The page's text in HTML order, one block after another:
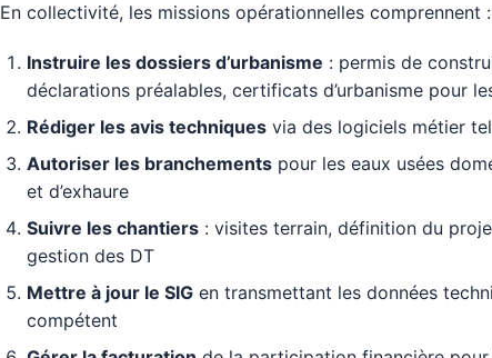
En collectivité, les missions opérationnelles comprennent :
Instruire les dossiers d’urbanisme : permis de
déclarations préalables, certificats d’urbanisme pour
Rédiger les avis techniques via des logiciels métier
Autoriser les branchements pour les eaux usées
et d’exhaure
Suivre les chantiers : visites terrain, définition du
gestion des DT
Mettre à jour le SIG en transmettant les données
compétent